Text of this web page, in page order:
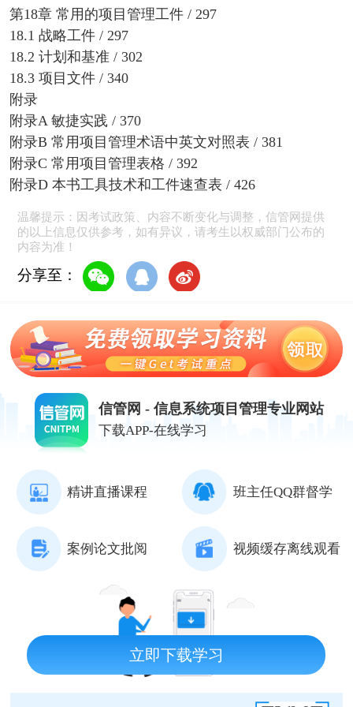
第18章 常用的项目管理工件 / 297
18.1 战略工件 / 297
18.2 计划和基准 / 302
18.3 项目文件 / 340
附录
附录A 敏捷实践 / 370
附录B 常用项目管理术语中英文对照表 / 381
附录C 常用项目管理表格 / 392
附录D 本书工具技术和工件速查表 / 426
温馨提示：因考试政策、内容不断变化与调整，信管网提供
的以上信息仅供参考，如有异议，请考生以权威部门公布的
内容为准！
分享至：
信管网 - 信息系统项目管理专业网站
下载APP-在线学习
精讲直播课程 班主任QQ群督学
案例论文批阅 视频缓存离线观看
立即下载学习